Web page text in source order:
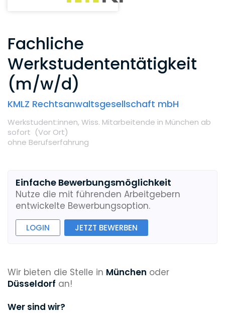
Fachliche
Werkstudententätigkeit
(m/w/d)
KMLZ Rechtsanwaltsgesellschaft mbH
Werkstudent:innen,Wiss. Mitarbeitende in München ab
sofort (Vor Ort)
ohne Berufserfahrung
Einfache Bewerbungsmöglichkeit
Nutze die mit führenden Arbeitgebern
entwickelte Bewerbungsoption.
LOGIN JETZT BEWERBEN
Wir bieten die Stelle in München oder
Düsseldorf an!
Wer sind wir?